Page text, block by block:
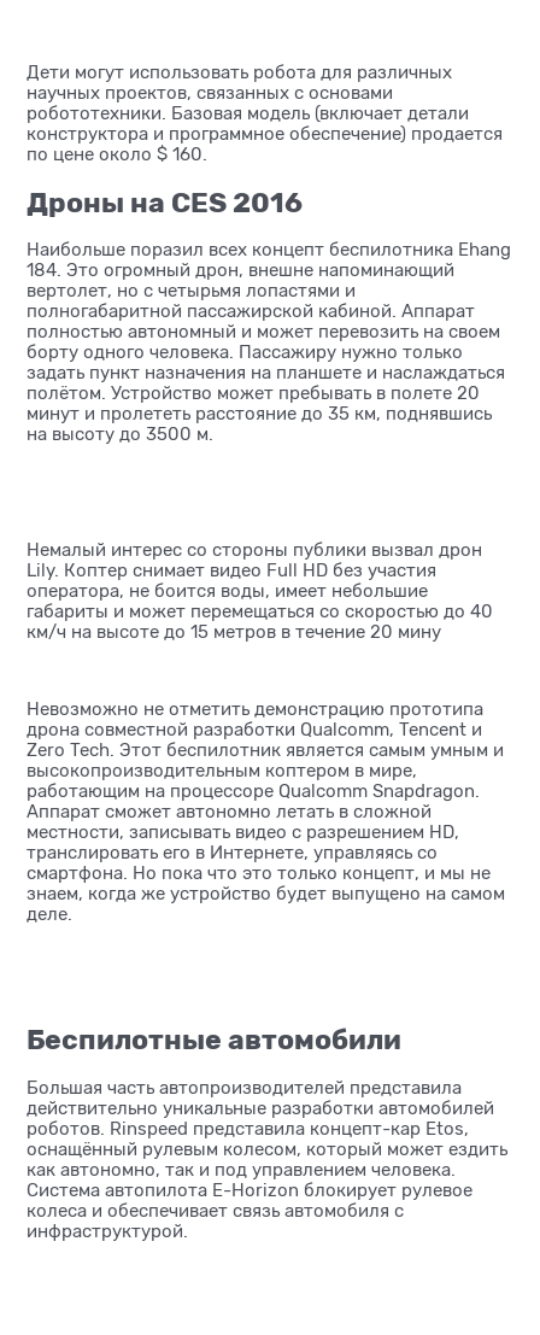
Дети могут использовать робота для различных
научных проектов, связанных с основами
робототехники. Базовая модель (включает детали
конструктора и программное обеспечение) продается
по цене около $ 160.
Дроны на CES 2016
Наибольше поразил всех концепт беспилотника Ehang
184. Это огромный дрон, внешне напоминающий
вертолет, но с четырьмя лопастями и
полногабаритной пассажирской кабиной. Аппарат
полностью автономный и может перевозить на своем
борту одного человека. Пассажиру нужно только
задать пункт назначения на планшете и наслаждаться
полётом. Устройство может пребывать в полете 20
минут и пролететь расстояние до 35 км, поднявшись
на высоту до 3500 м.
Немалый интерес со стороны публики вызвал дрон
Lily. Коптер снимает видео Full HD без участия
оператора, не боится воды, имеет небольшие
габариты и может перемещаться со скоростью до 40
км/ч на высоте до 15 метров в течение 20 мину
Невозможно не отметить демонстрацию прототипа
дрона совместной разработки Qualcomm, Tencent и
Zero Tech. Этот беспилотник является самым умным и
высокопроизводительным коптером в мире,
работающим на процессоре Qualcomm Snapdragon.
Аппарат сможет автономно летать в сложной
местности, записывать видео с разрешением HD,
транслировать его в Интернете, управляясь со
смартфона. Но пока что это только концепт, и мы не
знаем, когда же устройство будет выпущено на самом
деле.
Беспилотные автомобили
Большая часть автопроизводителей представила
действительно уникальные разработки автомобилей
роботов. Rinspeed представила концепт-кар Etos,
оснащённый рулевым колесом, который может ездить
как автономно, так и под управлением человека.
Система автопилота E-Horizon блокирует рулевое
колеса и обеспечивает связь автомобиля с
инфраструктурой.